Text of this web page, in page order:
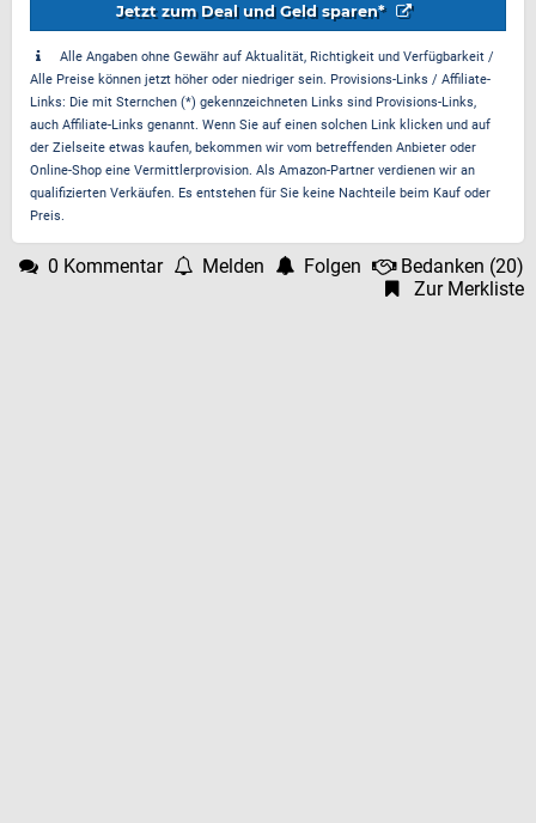
Jetzt zum Deal und Geld sparen*
Alle Angaben ohne Gewähr auf Aktualität, Richtigkeit und Verfügbarkeit /
Alle Preise können jetzt höher oder niedriger sein. Provisions-Links / Affiliate-
Links: Die mit Sternchen (*) gekennzeichneten Links sind Provisions-Links,
auch Affiliate-Links genannt. Wenn Sie auf einen solchen Link klicken und auf
der Zielseite etwas kaufen, bekommen wir vom betreffenden Anbieter oder
Online-Shop eine Vermittlerprovision. Als Amazon-Partner verdienen wir an
qualifizierten Verkäufen. Es entstehen für Sie keine Nachteile beim Kauf oder
Preis.
0 Kommentar Melden Folgen Bedanken (20)
Zur Merkliste